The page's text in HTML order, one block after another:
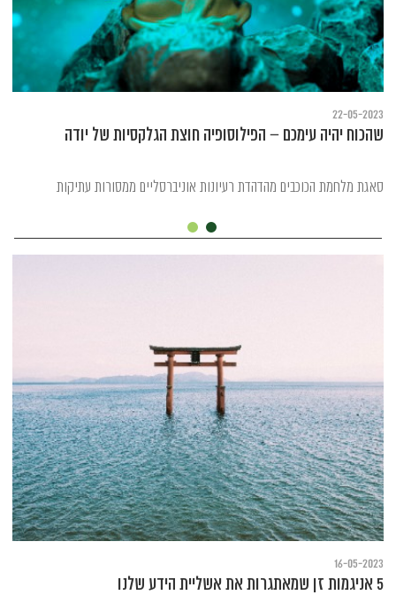
22-05-2023
שהכוח יהיה עימכם – הפילוסופיה חוצת הגלקסיות של יודה
סאגת מלחמת הכוכבים מהדהדת רעיונות אוניברסליים ממסורות עתיקות
16-05-2023
5 אניגמות זן שמאתגרות את אשליית הידע שלנו